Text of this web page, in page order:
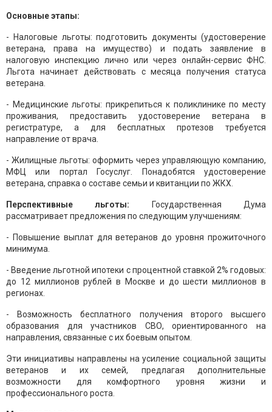
Основные этапы:
- Налоговые льготы: подготовить документы (удостоверение
ветерана, права на имущество) и подать заявление в
налоговую инспекцию лично или через онлайн-сервис ФНС.
Льгота начинает действовать с месяца получения статуса
ветерана.
- Медицинские льготы: прикрепиться к поликлинике по месту
проживания, предоставить удостоверение ветерана в
регистратуре, а для бесплатных протезов требуется
направление от врача.
- Жилищные льготы: оформить через управляющую компанию,
МФЦ или портал Госуслуг. Понадобятся удостоверение
ветерана, справка о составе семьи и квитанции по ЖКХ.
Перспективные льготы: Государственная Дума
рассматривает предложения по следующим улучшениям:
- Повышение выплат для ветеранов до уровня прожиточного
минимума.
- Введение льготной ипотеки с процентной ставкой 2% годовых:
до 12 миллионов рублей в Москве и до шести миллионов в
регионах.
- Возможность бесплатного получения второго высшего
образования для участников СВО, ориентированного на
направления, связанные с их боевым опытом.
Эти инициативы направлены на усиление социальной защиты
ветеранов и их семей, предлагая дополнительные
возможности для комфортного уровня жизни и
профессионального роста.